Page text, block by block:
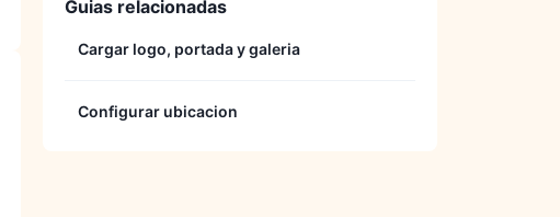
Guias relacionadas
Cargar logo, portada y galeria
Configurar ubicacion